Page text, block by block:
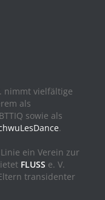
nimmt vielfältige
als
sowie als
.
ein Verein zur
FLUSS e. V.
transidenter